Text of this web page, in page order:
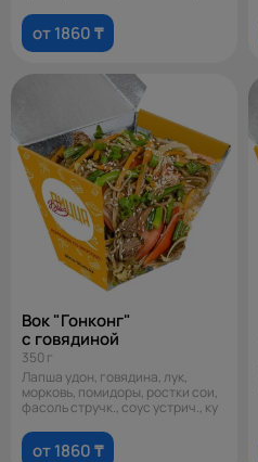
от 1860 ₸
Вок "Гонконг"
с говядиной
350 г
Лапша удон, говядина, лук,
морковь, помидоры, ростки сои,
фасоль стручк., соус устрич., ку
от 1860 ₸